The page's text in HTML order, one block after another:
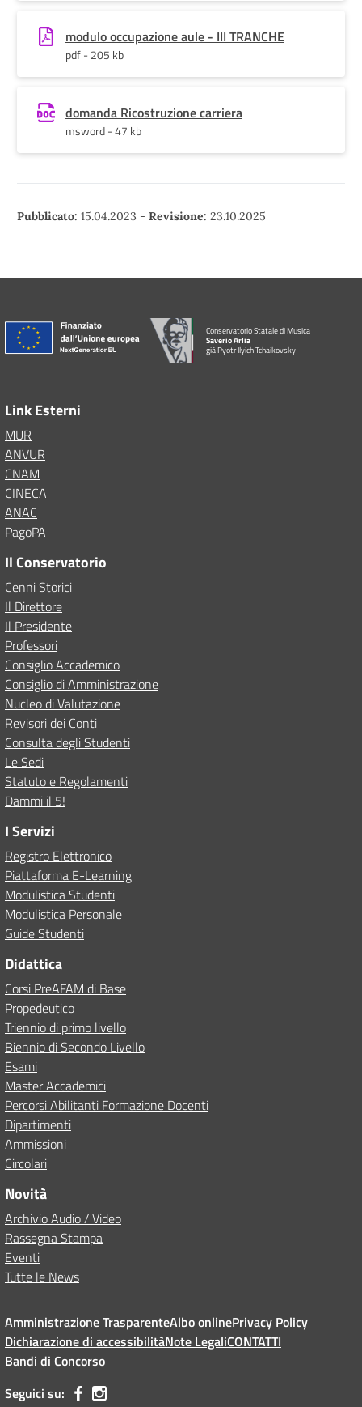
modulo occupazione aule - III TRANCHE
pdf - 205 kb
domanda Ricostruzione carriera
msword - 47 kb
Pubblicato: 15.04.2023 - Revisione: 23.10.2025
Conservatorio Statale di Musica
Saverio Arlia
già Pyotr Ilyich Tchaikovsky
Link Esterni
MUR
ANVUR
CNAM
CINECA
ANAC
PagoPA
Il Conservatorio
Cenni Storici
Il Direttore
Il Presidente
Professori
Consiglio Accademico
Consiglio di Amministrazione
Nucleo di Valutazione
Revisori dei Conti
Consulta degli Studenti
Le Sedi
Statuto e Regolamenti
Dammi il 5!
I Servizi
Registro Elettronico
Piattaforma E-Learning
Modulistica Studenti
Modulistica Personale
Guide Studenti
Didattica
Corsi PreAFAM di Base
Propedeutico
Triennio di primo livello
Biennio di Secondo Livello
Esami
Master Accademici
Percorsi Abilitanti Formazione Docenti
Dipartimenti
Ammissioni
Circolari
Novità
Archivio Audio / Video
Rassegna Stampa
Eventi
Tutte le News
Amministrazione TrasparenteAlbo onlinePrivacy Policy
Dichiarazione di accessibilitàNote LegaliCONTATTI
Bandi di Concorso
Seguici su: